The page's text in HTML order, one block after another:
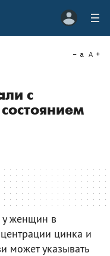
a A
с
женщин в
цинка и
может указывать